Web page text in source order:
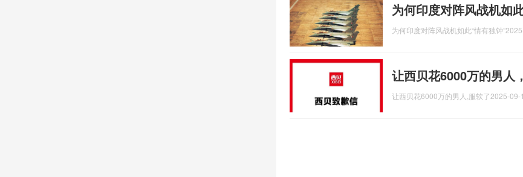
为何印度对阵风战机如
为何印度对阵风战机如此“情有独钟”
让西贝花6000万的男人
让西贝花6000万的男人,服软了2025-09-